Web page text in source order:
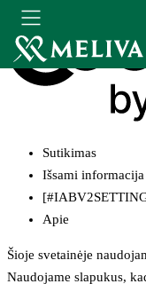
Sutikimas
Išsami informacija
Apie
Šioje svetainėje
Naudojame slapukus,